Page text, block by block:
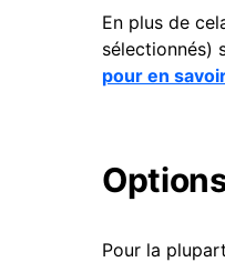
En plus de
sélectionnés)
pour en
Pour la